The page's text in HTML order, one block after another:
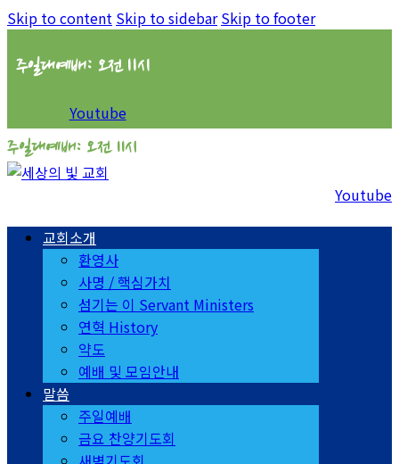
Skip to content Skip to sidebar Skip to footer
주일대예배: 오전 11시
Youtube
주일대예배: 오전 11시
Youtube
교회소개
환영사
사명 / 핵심가치
섬기는 이 Servant Ministers
연혁 History
약도
예배 및 모임안내
말씀
주일예배
금요 찬양기도회